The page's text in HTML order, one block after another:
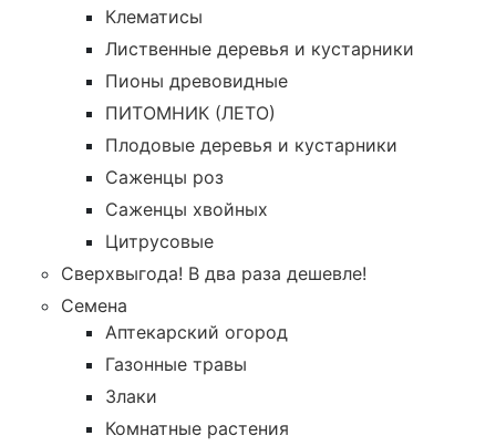
Клематисы
Лиственные деревья и кустарники
Пионы древовидные
ПИТОМНИК (ЛЕТО)
Плодовые деревья и кустарники
Саженцы роз
Саженцы хвойных
Цитрусовые
Сверхвыгода! В два раза дешевле!
Семена
Аптекарский огород
Газонные травы
Злаки
Комнатные растения